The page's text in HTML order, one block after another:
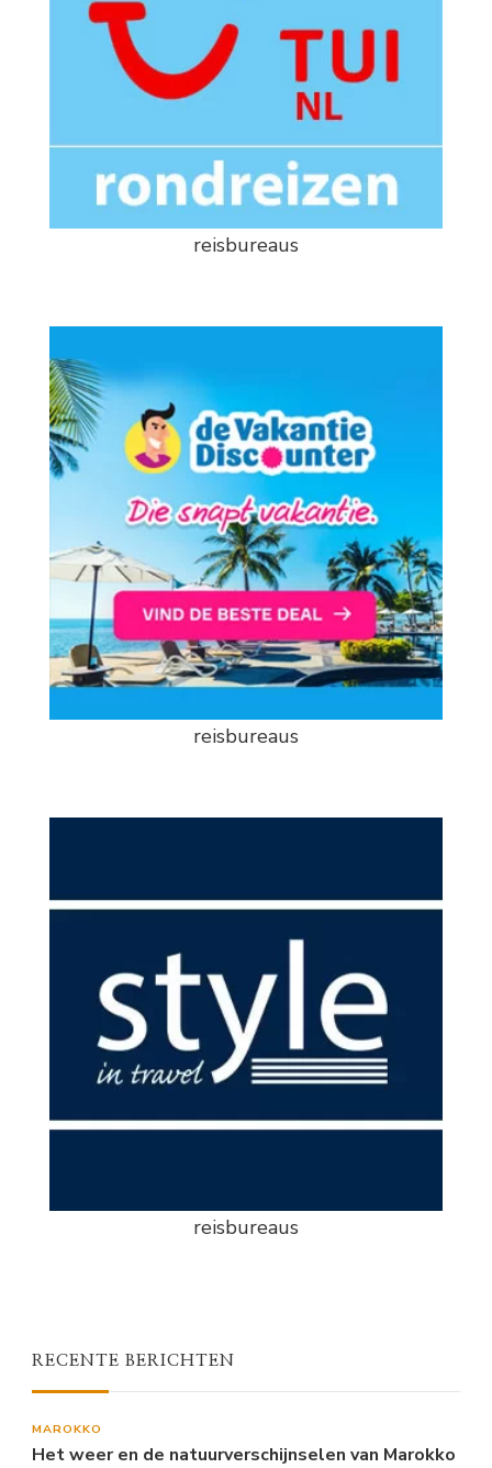
reisbureaus
reisbureaus
reisbureaus
RECENTE BERICHTEN
MAROKKO
Het weer en de natuurverschijnselen van Marokko